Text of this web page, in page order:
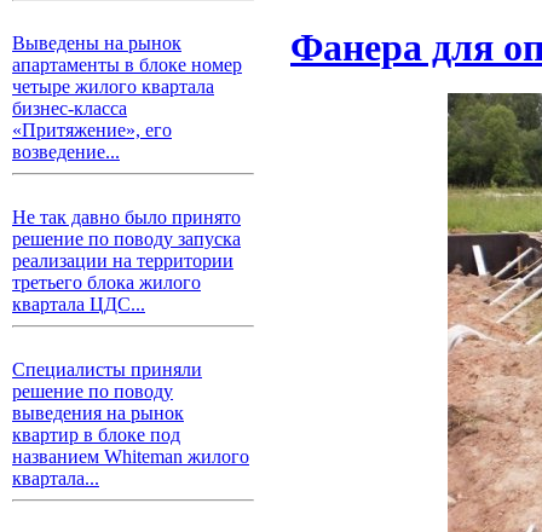
Выведены на рынок
апартаменты в блоке номер
четыре жилого квартала
бизнес-класса
«Притяжение», его
возведение...
Не так давно было принято
решение по поводу запуска
реализации на территории
третьего блока жилого
квартала ЦДС...
Специалисты приняли
решение по поводу
выведения на рынок
квартир в блоке под
названием Whiteman жилого
квартала...
Фанера для